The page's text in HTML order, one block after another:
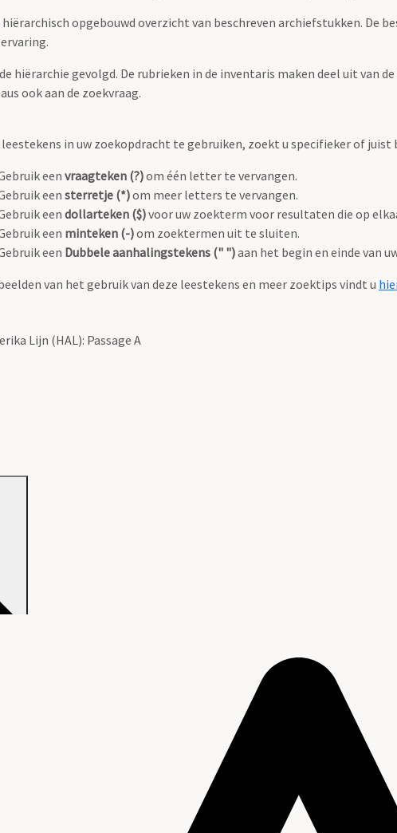
opgebouwd overzicht van beschreven archiefstukken. De
hiërarchie gevolgd. De rubrieken in de inventaris maken deel uit van
ook aan de zoekvraag.
in uw zoekopdracht te gebruiken, zoekt u specifieker of juist
eenvraagteken (?)om één letter te vervangen.
eensterretje (*)om meer letters te vervangen.
eendollarteken ($)voor uw zoekterm voor resultaten die op
een minteken (-)om zoektermen uit te sluiten.
een Dubbele aanhalingstekens (" ")aan het begin en einde van
van het gebruik van deze leestekens en meer zoektips vindt u
Lijn (HAL): Passage A